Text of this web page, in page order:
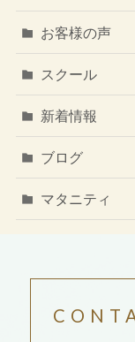
お客様の声
スクール
新着情報
ブログ
マタニティ